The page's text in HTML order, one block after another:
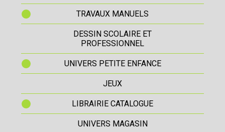
TRAVAUX MANUELS
DESSIN SCOLAIRE ET
PROFESSIONNEL
UNIVERS PETITE ENFANCE
JEUX
LIBRAIRIE CATALOGUE
UNIVERS MAGASIN